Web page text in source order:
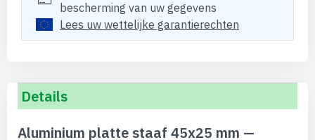
bescherming van uw gegevens
Lees uw wettelijke garantierechten
Details
Aluminium platte staaf 45x25 mm —